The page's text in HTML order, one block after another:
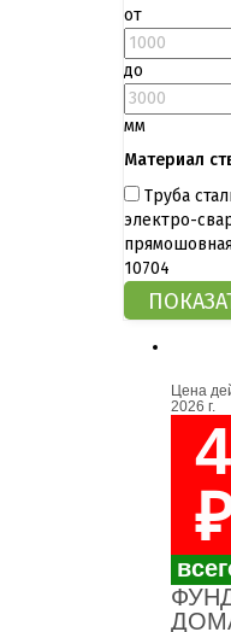
от
до
мм
Материал
Труба
электро-
10704
Цена
2026 г.